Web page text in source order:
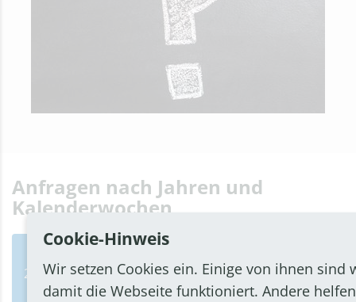
Anfragen nach Jahren und
Kalenderwochen
2026
Cookie-Hinweis
Wir setzen Cookies ein. Einige von ihnen sind
damit die Webseite funktioniert. Andere